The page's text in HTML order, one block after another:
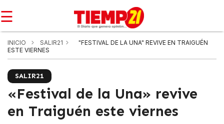
☰
INICIO SALIR21
"FESTIVAL DE LA UNA" REVIVE EN TRAIGUÉN
ESTE VIERNES
SALIR21
«Festival de la Una» revive
en Traiguén este viernes